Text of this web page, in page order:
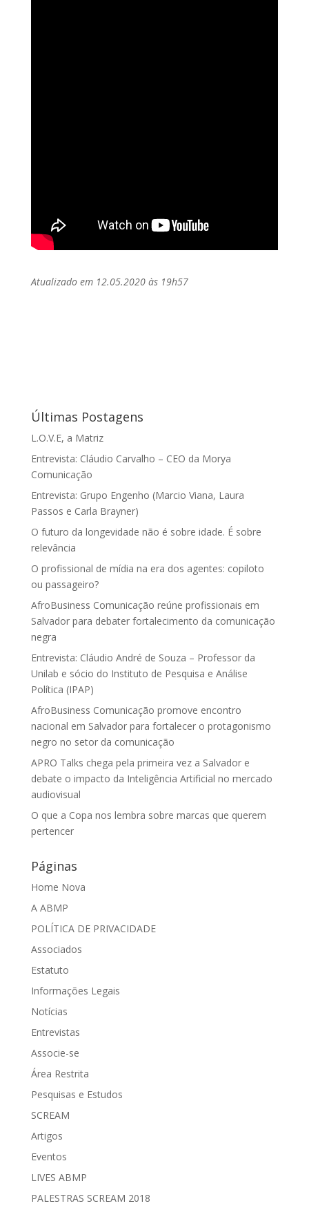
Atualizado em 12.05.2020 às 19h57
Últimas Postagens
L.O.V.E, a Matriz
Entrevista: Cláudio Carvalho – CEO da Morya
Comunicação
Entrevista: Grupo Engenho (Marcio Viana, Laura
Passos e Carla Brayner)
O futuro da longevidade não é sobre idade. É sobre
relevância
O profissional de mídia na era dos agentes: copiloto
ou passageiro?
AfroBusiness Comunicação reúne profissionais em
Salvador para debater fortalecimento da comunicação
negra
Entrevista: Cláudio André de Souza – Professor da
Unilab e sócio do Instituto de Pesquisa e Análise
Política (IPAP)
AfroBusiness Comunicação promove encontro
nacional em Salvador para fortalecer o protagonismo
negro no setor da comunicação
APRO Talks chega pela primeira vez a Salvador e
debate o impacto da Inteligência Artificial no mercado
audiovisual
O que a Copa nos lembra sobre marcas que querem
pertencer
Páginas
Home Nova
A ABMP
POLÍTICA DE PRIVACIDADE
Associados
Estatuto
Informações Legais
Notícias
Entrevistas
Associe-se
Área Restrita
Pesquisas e Estudos
SCREAM
Artigos
Eventos
LIVES ABMP
PALESTRAS SCREAM 2018